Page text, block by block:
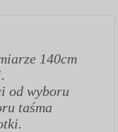
140cm
od wyboru
taśma